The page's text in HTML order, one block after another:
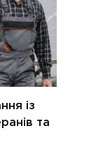
із
та